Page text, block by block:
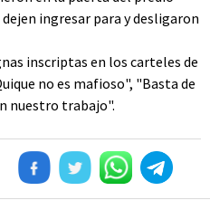
ingresar para y desligaron
inscriptas en los carteles de
no es mafioso", "Basta de
nuestro trabajo".